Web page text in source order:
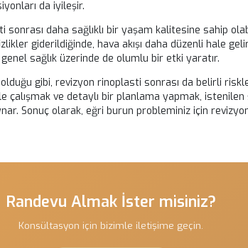
şişlik ve morlukların en aza indirilmesi
sürecini hızlandırır.
sonrası belirli bir süre boyunca fiziksel
etkileyebilir. Bunun yanı sıra, burun
ortamlardan kaçınmak önerilir.
randevuları da oldukça önemlidir. Bu
sürecini takip eder. Herhangi bir sorun
ile Elde
kişiye estetik açıdan tatmin edici bir
fonksiyonları da iyileşir.